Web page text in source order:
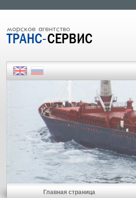
Главная страница